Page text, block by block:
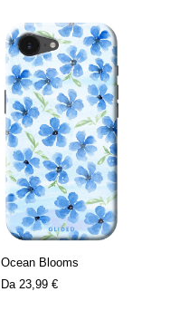
Ocean Blooms
Da 23,99 €